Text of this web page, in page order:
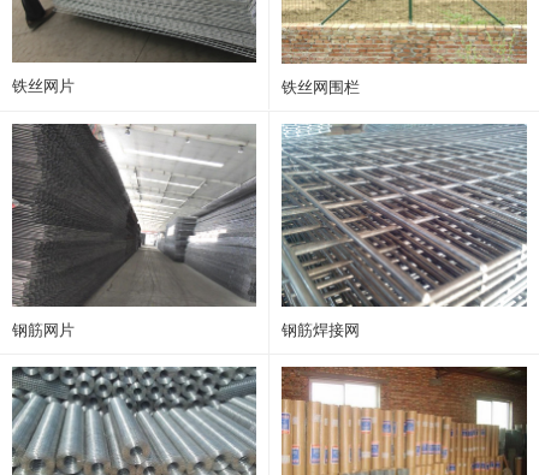
铁丝网片 铁丝网围栏
钢筋网片 钢筋焊接网